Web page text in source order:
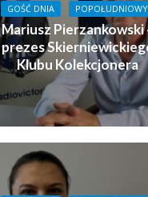
GOŚĆ DNIA POPOŁUDNIOWY
Mariusz Pierzankowski
prezes
Klubu Kolekcjonera